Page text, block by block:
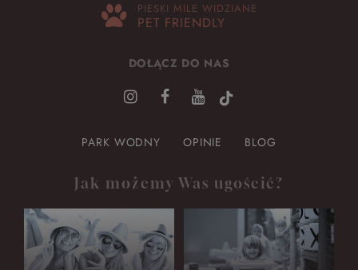
PIESKI MILE WIDZIANE
PET FRIENDLY
DOŁĄCZ DO NAS
PARK WODNY OPINIE BLOG
Jak możemy Was ugościć?